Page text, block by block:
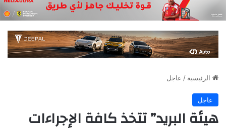
الرئيسية / عاجل
عاجل
هيئة البريد” تتخذ كافة الإجراءات